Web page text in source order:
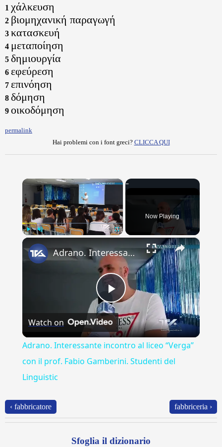
1 χάλκευση
2 βιομηχανική παραγωγή
3 κατασκευή
4 μεταποίηση
5 δημιουργία
6 εφεύρεση
7 επινόηση
8 δόμηση
9 οικοδόμηση
permalink
Hai problemi con i font greci? CLICCA QUI
×
Now Playing
×
Play
Video
Adrano. Interessante incontro al liceo “Verga” con il prof. Fabio Gamberini. Studenti del Linguistic
Watch on
Adrano. Interessante incontro al liceo “Verga”
con il prof. Fabio Gamberini. Studenti del
Linguistic
‹ fabbricatore fabbriceria ›
Sfoglia il dizionario